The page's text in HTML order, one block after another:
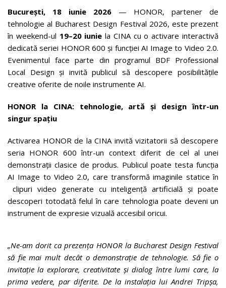
București, 18 iunie 2026 — HONOR, partener de
tehnologie al Bucharest Design Festival 2026, este prezent
în weekend-ul 19–20 iunie la CINA cu o activare interactivă
dedicată seriei HONOR 600 și funcției AI Image to Video 2.0.
Evenimentul face parte din programul BDF Professional
Local Design și invită publicul să descopere posibilitățile
creative oferite de noile instrumente AI.
HONOR la CINA: tehnologie, artă și design într-un
singur spațiu
Activarea HONOR de la CINA invită vizitatorii să descopere
seria HONOR 600 într-un context diferit de cel al unei
demonstrații clasice de produs. Publicul poate testa funcția
AI Image to Video 2.0, care transformă imaginile statice în
clipuri video generate cu inteligență artificială și poate
descoperi totodată felul în care tehnologia poate deveni un
instrument de expresie vizuală accesibil oricui.
„Ne-am dorit ca prezența HONOR la Bucharest Design Festival
să fie mai mult decât o demonstrație de tehnologie. Să fie o
invitație la explorare, creativitate și dialog între lumi care, la
prima vedere, par diferite. De la instalația lui Andrei Tripșa,